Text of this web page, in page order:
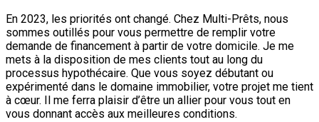
En 2023, les priorités ont changé. Chez Multi-Prêts, nous
sommes outillés pour vous permettre de remplir votre
demande de financement à partir de votre domicile. Je me
mets à la disposition de mes clients tout au long du
processus hypothécaire. Que vous soyez débutant ou
expérimenté dans le domaine immobilier, votre projet me tient
à cœur. Il me ferra plaisir d’être un allier pour vous tout en
vous donnant accès aux meilleures conditions.